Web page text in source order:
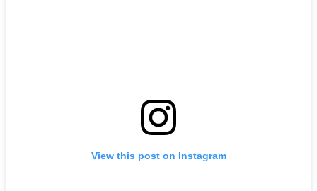
View this post on Instagram